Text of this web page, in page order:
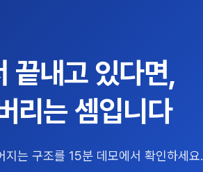
끝내고 있다면,
리는 셈입니다
는 구조를 15분 데모에서 확인하세요.